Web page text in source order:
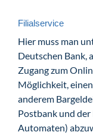
Filialservice
Hier muss man
Deutschen Bank,
Zugang zum
Möglichkeit,
anderem
Postbank und
Automaten)